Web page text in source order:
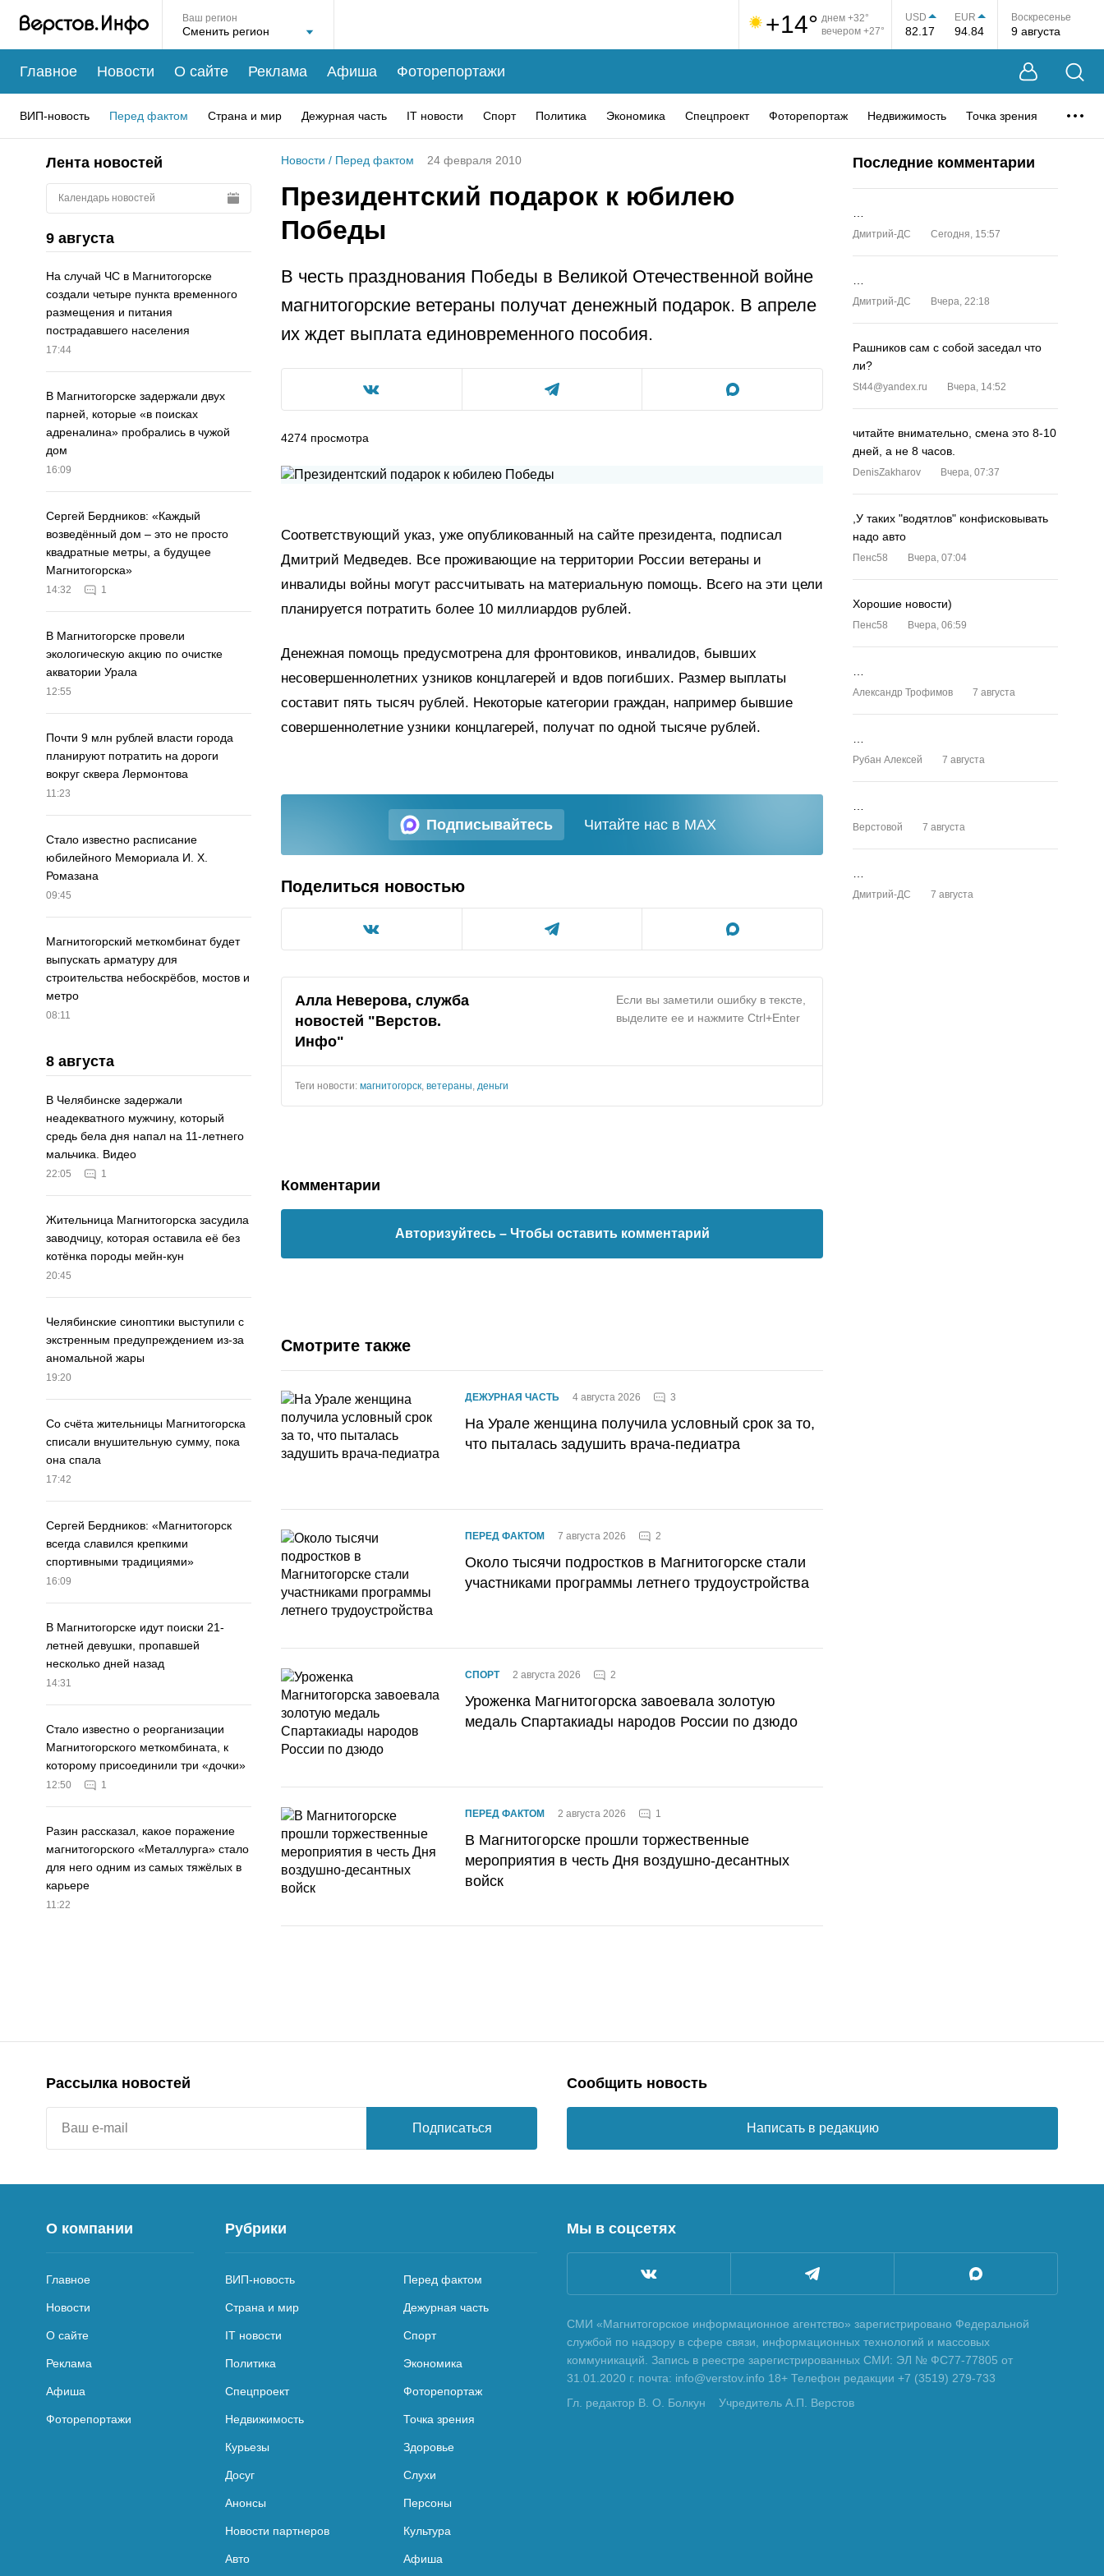
Ваш регион +14° днем +32°
вечером +27°
USD
82.17
EUR
94.84
Воскресенье
9 августа
Главное Новости О сайте Реклама Афиша Фоторепортажи
ВИП-новость Перед фактом Страна и мир Дежурная часть IT новости Спорт Политика Экономика Спецпроект Фоторепортаж Недвижимость Точка зрения
Лента новостей
Календарь новостей
9 августа
На случай ЧС в Магнитогорске
создали четыре пункта временного
размещения и питания
пострадавшего населения
17:44
В Магнитогорске задержали двух
парней, которые «в поисках
адреналина» пробрались в чужой
дом
16:09
Сергей Бердников: «Каждый
возведённый дом – это не просто
квадратные метры, а будущее
Магнитогорска»
14:32 1
В Магнитогорске провели
экологическую акцию по очистке
акватории Урала
12:55
Почти 9 млн рублей власти города
планируют потратить на дороги
вокруг сквера Лермонтова
11:23
Стало известно расписание
юбилейного Мемориала И. Х.
Ромазана
09:45
Магнитогорский меткомбинат будет
выпускать арматуру для
строительства небоскрёбов, мостов и
метро
08:11
8 августа
В Челябинске задержали
неадекватного мужчину, который
средь бела дня напал на 11-летнего
мальчика. Видео
22:05 1
Жительница Магнитогорска засудила
заводчицу, которая оставила её без
котёнка породы мейн-кун
20:45
Челябинские синоптики выступили с
экстренным предупреждением из-за
аномальной жары
19:20
Со счёта жительницы Магнитогорска
списали внушительную сумму, пока
она спала
17:42
Сергей Бердников: «Магнитогорск
всегда славился крепкими
спортивными традициями»
16:09
В Магнитогорске идут поиски 21-
летней девушки, пропавшей
несколько дней назад
14:31
Стало известно о реорганизации
Магнитогорского меткомбината, к
которому присоединили три «дочки»
12:50 1
Разин рассказал, какое поражение
магнитогорского «Металлурга» стало
для него одним из самых тяжёлых в
карьере
11:22
Новости / Перед фактом 24 февраля 2010
Президентский подарок к юбилею
Победы
В честь празднования Победы в Великой Отечественной войне
магнитогорские ветераны получат денежный подарок. В апреле
их ждет выплата единовременного пособия.
4274 просмотра
Соответствующий указ, уже опубликованный на сайте президента, подписал
Дмитрий Медведев. Все проживающие на территории России ветераны и
инвалиды войны могут рассчитывать на материальную помощь. Всего на эти цели
планируется потратить более 10 миллиардов рублей.
Денежная помощь предусмотрена для фронтовиков, инвалидов, бывших
несовершеннолетних узников концлагерей и вдов погибших. Размер выплаты
составит пять тысяч рублей. Некоторые категории граждан, например бывшие
совершеннолетние узники концлагерей, получат по одной тысяче рублей.
Подписывайтесь Читайте нас в MAX
Поделиться новостью
Алла Неверова, служба
новостей "Верстов.
Инфо"
Если вы заметили ошибку в тексте,
выделите ее и нажмите Ctrl+Enter
Теги новости: магнитогорск, ветераны, деньги
Комментарии
Авторизуйтесь – Чтобы оставить комментарий
Смотрите также
ДЕЖУРНАЯ ЧАСТЬ 4 августа 2026 3
На Урале женщина получила условный срок за то,
что пыталась задушить врача-педиатра
ПЕРЕД ФАКТОМ 7 августа 2026 2
Около тысячи подростков в Магнитогорске стали
участниками программы летнего трудоустройства
СПОРТ 2 августа 2026 2
Уроженка Магнитогорска завоевала золотую
медаль Спартакиады народов России по дзюдо
ПЕРЕД ФАКТОМ 2 августа 2026 1
В Магнитогорске прошли торжественные
мероприятия в честь Дня воздушно-десантных
войск
Последние комментарии
Дмитрий-ДС Сегодня, 15:57
Дмитрий-ДС Вчера, 22:18
Рашников сам с собой заседал что
ли?
St44@yandex.ru Вчера, 14:52
читайте внимательно, смена это 8-10
дней, а не 8 часов.
DenisZakharov Вчера, 07:37
,У таких "водятлов" конфисковывать
надо авто
Пенс58 Вчера, 07:04
Хорошие новости)
Пенс58 Вчера, 06:59
Александр Трофимов 7 августа
Рубан Алексей 7 августа
Верстовой 7 августа
Дмитрий-ДС 7 августа
Рассылка новостей
Подписаться
Сообщить новость
Написать в редакцию
О компании
Главное
Новости
О сайте
Реклама
Афиша
Фоторепортажи
Рубрики
ВИП-новость Перед фактом
Страна и мир Дежурная часть
IT новости Спорт
Политика Экономика
Спецпроект Фоторепортаж
Недвижимость Точка зрения
Курьезы Здоровье
Досуг Слухи
Анонсы Персоны
Новости партнеров Культура
Авто Афиша
Мы в соцсетях
СМИ «Магнитогорское информационное агентство» зарегистрировано Федеральной
службой по надзору в сфере связи, информационных технологий и массовых
коммуникаций. Запись в реестре зарегистрированных СМИ: ЭЛ № ФС77-77805 от
31.01.2020 г. почта: info@verstov.info 18+ Телефон редакции +7 (3519) 279-733
Гл. редактор В. О. Болкун
Учредитель А.П. Верстов